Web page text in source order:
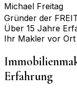
Michael Freitag
Gründer der
Über 15 Jahre
Ihr Makler vor Ort
Erfahrung